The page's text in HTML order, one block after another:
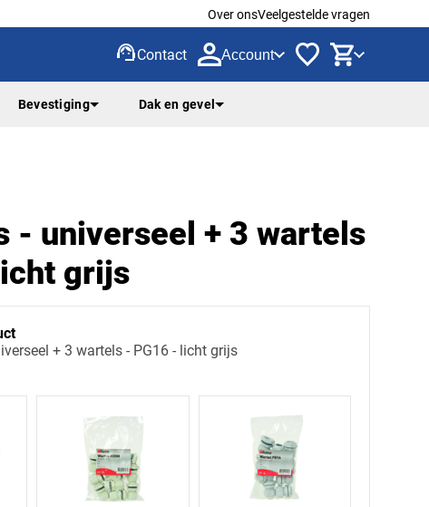
Over onsVeelgestelde vragen
support_agentContact Account
Bevestiging Dak en gevel
- universeel + 3 wartels
grijs
Kabeldoos - universeel + 3 wartels - PG16 - licht grijs